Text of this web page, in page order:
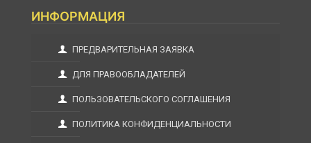
ИНФОРМАЦИЯ
ПРЕДВАРИТЕЛЬНАЯ ЗАЯВКА
ДЛЯ ПРАВООБЛАДАТЕЛЕЙ
ПОЛЬЗОВАТЕЛЬСКОГО СОГЛАШЕНИЯ
ПОЛИТИКА КОНФИДЕНЦИАЛЬНОСТИ